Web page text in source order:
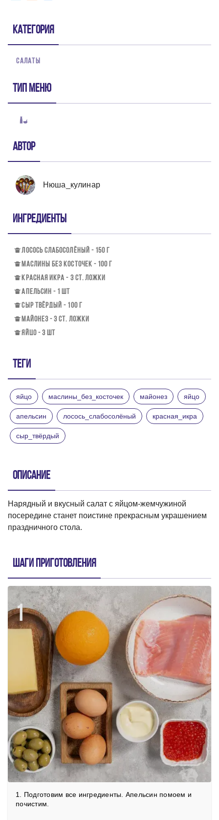
Категория
САЛАТЫ
Тип меню
Автор
Нюша_кулинар
Ингредиенты
ЛОСОСЬ СЛАБОСОЛЁНЫЙ - 150 Г
МАСЛИНЫ БЕЗ КОСТОЧЕК - 100 Г
КРАСНАЯ ИКРА - 3 СТ. ЛОЖКИ
АПЕЛЬСИН - 1 ШТ
СЫР ТВЁРДЫЙ - 100 Г
МАЙОНЕЗ - 3 СТ. ЛОЖКИ
ЯЙЦО - 3 ШТ
Теги
яйцо маслины_без_косточек майонез яйцо
апельсин лосось_слабосолёный красная_икра
сыр_твёрдый
Описание
Нарядный и вкусный салат с яйцом-жемчужиной
посередине станет поистине прекрасным украшением
праздничного стола.
Шаги приготовления
1
1. Подготовим все ингредиенты. Апельсин помоем и
почистим.